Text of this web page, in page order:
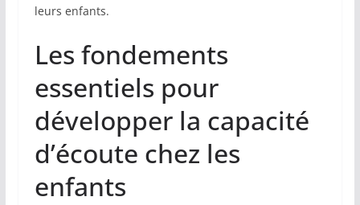
leurs enfants.
Les fondements
essentiels pour
développer la capacité
d’écoute chez les
enfants